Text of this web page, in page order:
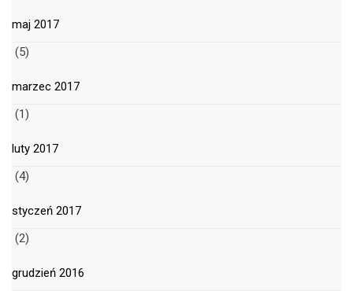
maj 2017
(5)
marzec 2017
(1)
luty 2017
(4)
styczeń 2017
(2)
grudzień 2016